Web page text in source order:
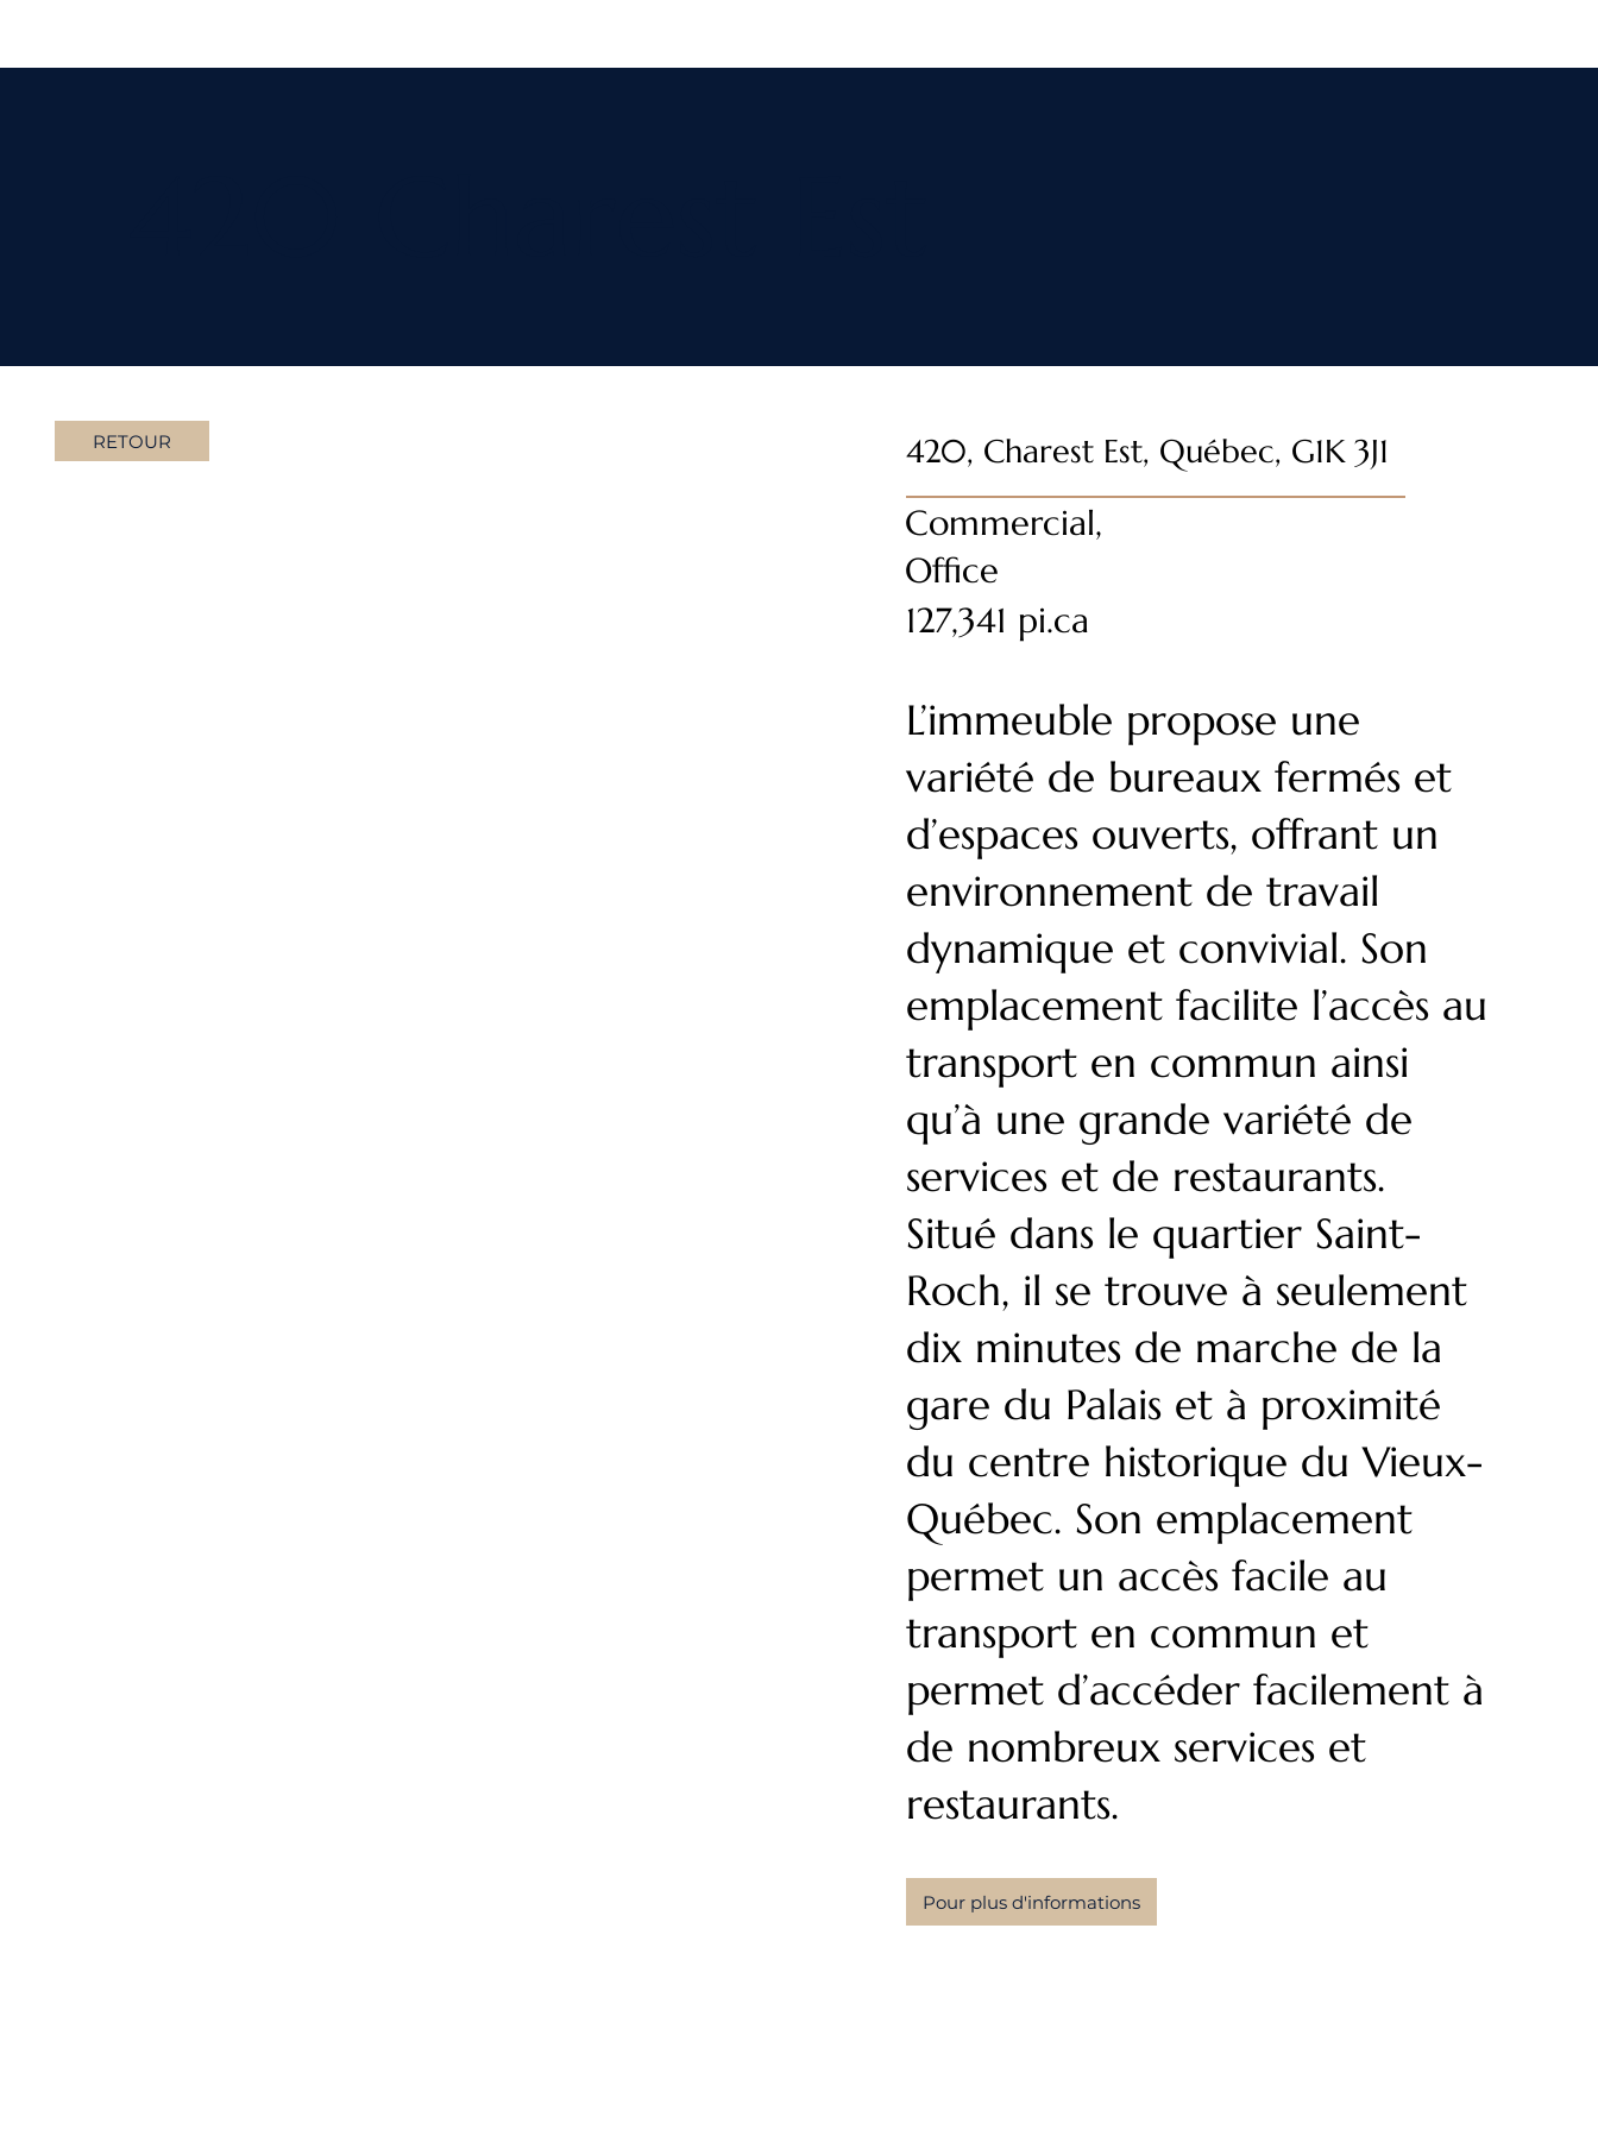
RETOUR 420, Charest Est, Québec, G1K 3J1
Commercial,
Office
127,341 pi.ca
L’immeuble propose une
variété de bureaux fermés et
d’espaces ouverts, offrant un
environnement de travail
dynamique et convivial. Son
emplacement facilite l’accès au
transport en commun ainsi
qu’à une grande variété de
services et de restaurants.
Situé dans le quartier Saint-
Roch, il se trouve à seulement
dix minutes de marche de la
gare du Palais et à proximité
du centre historique du Vieux-
Québec. Son emplacement
permet un accès facile au
transport en commun et
permet d’accéder facilement à
de nombreux services et
restaurants.
Pour plus d'informations